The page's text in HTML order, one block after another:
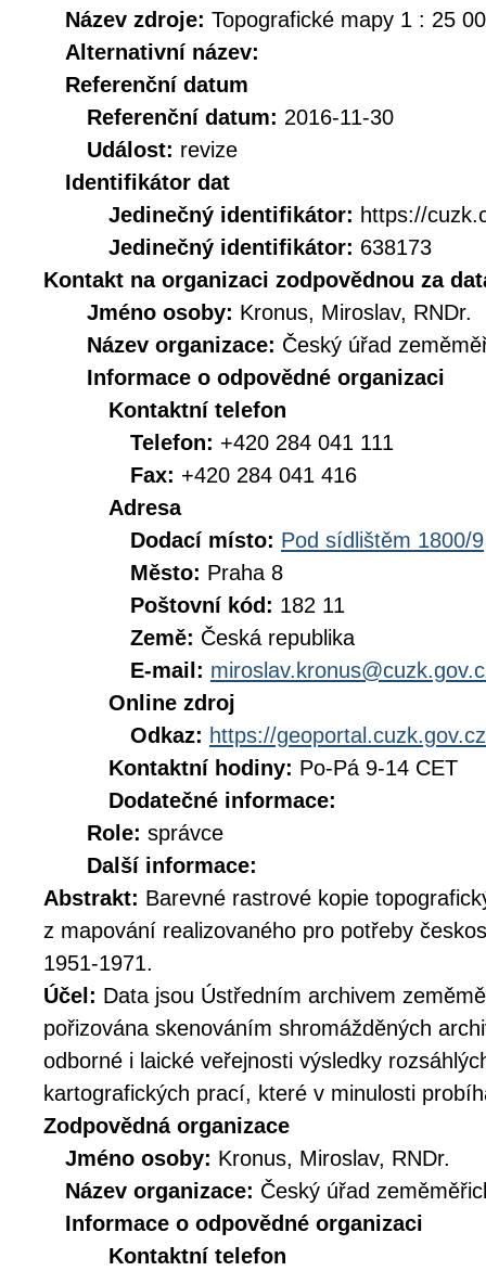
Název zdroje: Topografické mapy 1 : 25
Alternativní název:
Referenční datum
Referenční datum: 2016-11-30
Událost: revize
Identifikátor dat
Jedinečný identifikátor: https://
Jedinečný identifikátor: 638173
Kontakt na organizaci zodpovědnou za
Jméno osoby: Kronus, Miroslav, RNDr.
Název organizace: Český úřad
Informace o odpovědné organizaci
Kontaktní telefon
Telefon: +420 284 041 111
Fax: +420 284 041 416
Adresa
Dodací místo: Pod sídlištěm 1800/9
Město: Praha 8
Poštovní kód: 182 11
Země: Česká republika
E-mail:
Online zdroj
Odkaz: https://geoportal.cuzk.gov.cz
Kontaktní hodiny: Po-Pá 9-14 CET
Dodatečné informace:
Role: správce
Další informace:
Abstrakt: Barevné rastrové kopie
z mapování realizovaného pro potřeby
1951-1971.
Účel: Data jsou Ústředním archivem
pořizována skenováním shromážděných
odborné i laické veřejnosti výsledky
kartografických prací, které v minulosti
Zodpovědná organizace
Jméno osoby: Kronus, Miroslav, RNDr.
Název organizace: Český úřad
Informace o odpovědné organizaci
Kontaktní telefon